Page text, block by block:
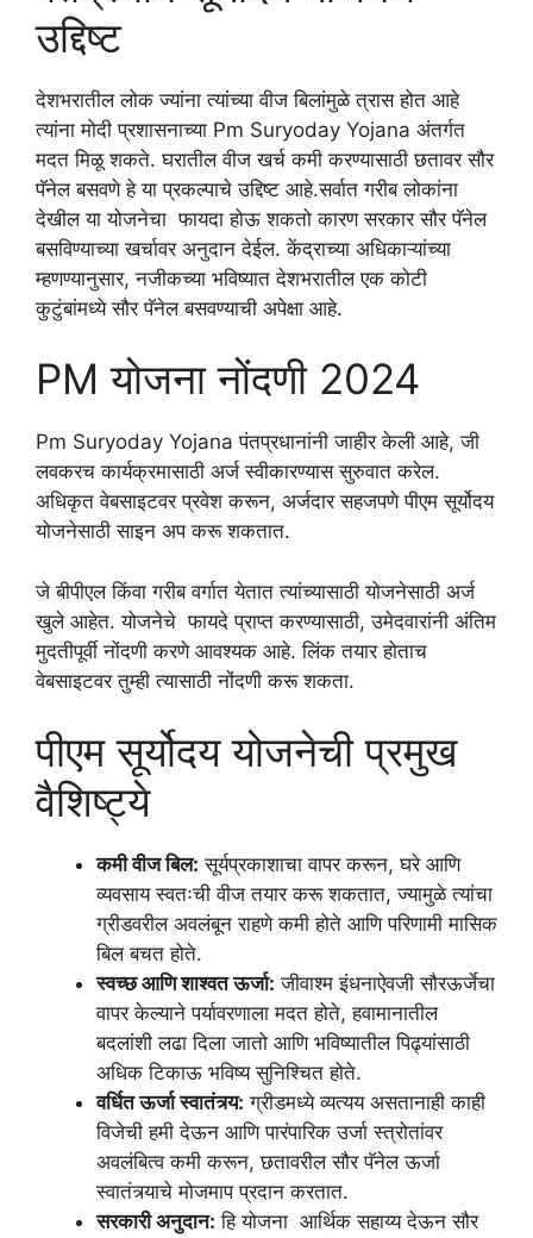
उद्दिष्ट
देशभरातील लोक ज्यांना त्यांच्या वीज बिलांमुळे त्रास होत आहे
त्यांना मोदी प्रशासनाच्या Pm Suryoday Yojana अंतर्गत
मदत मिळू शकते. घरातील वीज खर्च कमी करण्यासाठी छतावर सौर
पॅनेल बसवणे हे या प्रकल्पाचे उद्दिष्ट आहे.सर्वात गरीब लोकांना
देखील या योजनेचा फायदा होऊ शकतो कारण सरकार सौर पॅनेल
बसविण्याच्या खर्चावर अनुदान देईल. केंद्राच्या अधिकाऱ्यांच्या
म्हणण्यानुसार, नजीकच्या भविष्यात देशभरातील एक कोटी
कुटुंबांमध्ये सौर पॅनेल बसवण्याची अपेक्षा आहे.
PM योजना नोंदणी 2024
Pm Suryoday Yojana पंतप्रधानांनी जाहीर केली आहे, जी
लवकरच कार्यक्रमासाठी अर्ज स्वीकारण्यास सुरुवात करेल.
अधिकृत वेबसाइटवर प्रवेश करून, अर्जदार सहजपणे पीएम सूर्योदय
योजनेसाठी साइन अप करू शकतात.
जे बीपीएल किंवा गरीब वर्गात येतात त्यांच्यासाठी योजनेसाठी अर्ज
खुले आहेत. योजनेचे फायदे प्राप्त करण्यासाठी, उमेदवारांनी अंतिम
मुदतीपूर्वी नोंदणी करणे आवश्यक आहे. लिंक तयार होताच
वेबसाइटवर तुम्ही त्यासाठी नोंदणी करू शकता.
पीएम सूर्योदय योजनेची प्रमुख
वैशिष्ट्ये
कमी वीज बिल: सूर्यप्रकाशाचा वापर करून, घरे आणि
व्यवसाय स्वतःची वीज तयार करू शकतात, ज्यामुळे त्यांचा
ग्रीडवरील अवलंबून राहणे कमी होते आणि परिणामी मासिक
बिल बचत होते.
स्वच्छ आणि शाश्वत ऊर्जा: जीवाश्म इंधनाऐवजी सौरऊर्जेचा
वापर केल्याने पर्यावरणाला मदत होते, हवामानातील
बदलांशी लढा दिला जातो आणि भविष्यातील पिढ्यांसाठी
अधिक टिकाऊ भविष्य सुनिश्चित होते.
वर्धित ऊर्जा स्वातंत्र्य: ग्रीडमध्ये व्यत्यय असतानाही काही
विजेची हमी देऊन आणि पारंपारिक उर्जा स्त्रोतांवर
अवलंबित्व कमी करून, छतावरील सौर पॅनेल ऊर्जा
स्वातंत्र्याचे मोजमाप प्रदान करतात.
सरकारी अनुदान: हि योजना आर्थिक सहाय्य देऊन सौर